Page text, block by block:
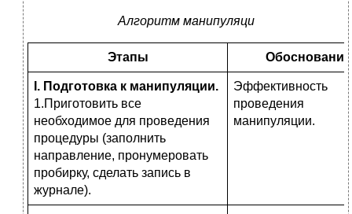
Алгоритм манипуляци
Этапы Обоснование
. Подготовка к манипуляции.
1.Приготовить все
необходимое для проведения
процедуры (заполнить
направление, пронумеровать
пробирку, сделать запись в
журнале).
Эффективность
проведения
манипуляции.